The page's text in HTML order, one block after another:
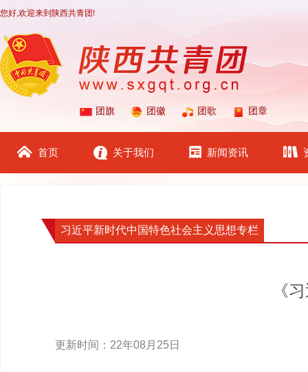
您好,欢迎来到陕西共青团!
团旗 团徽 团歌 团章
首页 关于我们 新闻资讯
习近平新时代中国特色社会主义思想专栏
《
更新时间：22年08月25日